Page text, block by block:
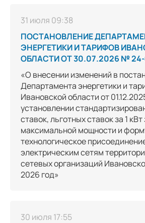
31 июля 09:38
ПОСТАНОВЛЕНИЕ
ЭНЕРГЕТИКИ И ТАРИФОВ
ОБЛАСТИ ОТ 30.07.2026 №
«О внесении изменений в
Департамента энергетики и
Ивановской области от
установлении
ставок, льготных ставок за 1
максимальной мощности и
технологическое
электрическим сетям
сетевых организаций
2026 год»
30 июля 17:55